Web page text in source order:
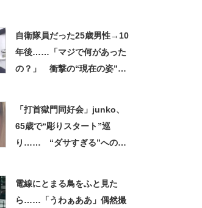
自衛隊員だった25歳男性→10
年後……「マジで何があった
の？」 衝撃の“現在の姿”が
「打首獄門同好会」junko、
65歳で“彫りスタート”巡
り…… “ダサすぎる”への持
電線にとまる鳥をふと見た
ら……「うわぁああ」偶然撮